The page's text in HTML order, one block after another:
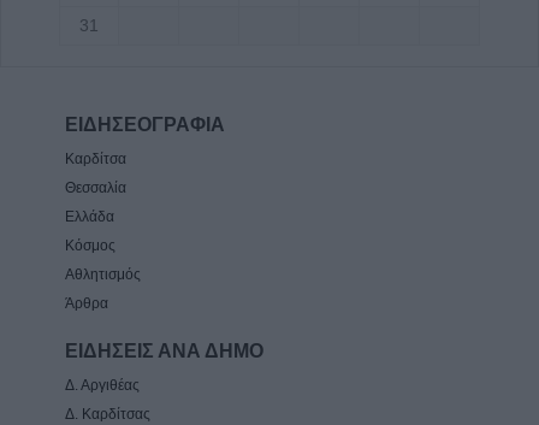
31
ΕΙΔΗΣΕΟΓΡΑΦΙΑ
Καρδίτσα
Θεσσαλία
Ελλάδα
Κόσμος
Αθλητισμός
Άρθρα
ΕΙΔΗΣΕΙΣ ΑΝΑ ΔΗΜΟ
Δ. Αργιθέας
Δ. Καρδίτσας